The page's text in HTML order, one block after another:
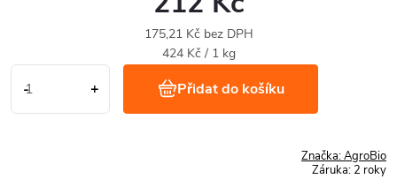
175,21 Kč bez DPH
Měrná
424 Kč / 1 kg
Přidat do košíku
Značka:AgroBio
Záruka: 2 roky